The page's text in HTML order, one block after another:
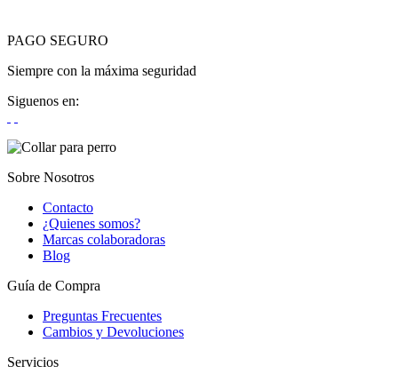
PAGO SEGURO
Siempre con la máxima seguridad
Siguenos en:
Sobre Nosotros
Contacto
¿Quienes somos?
Marcas colaboradoras
Blog
Guía de Compra
Preguntas Frecuentes
Cambios y Devoluciones
Servicios